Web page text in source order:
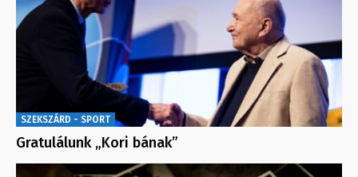
SZEKSZÁRD - SPORT
Gratulálunk „Kori bának”